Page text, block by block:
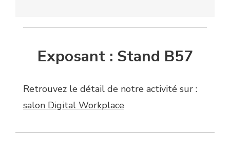
Exposant : Stand B57
Retrouvez le détail de notre activité sur :
salon Digital Workplace